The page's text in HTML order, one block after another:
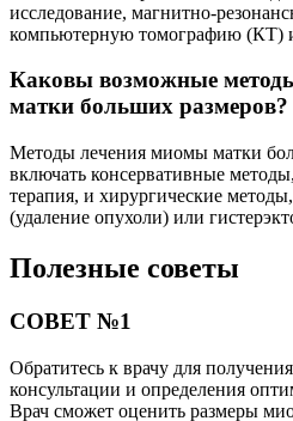
исследование, магнитно-
компьютерную томографию (КТ)
Каковы возможные
матки больших размеров?
Методы лечения миомы матки
включать консервативные
терапия, и хирургические
(удаление опухоли) или
Полезные советы
СОВЕТ №1
Обратитесь к врачу для
консультации и определения
Врач сможет оценить размеры